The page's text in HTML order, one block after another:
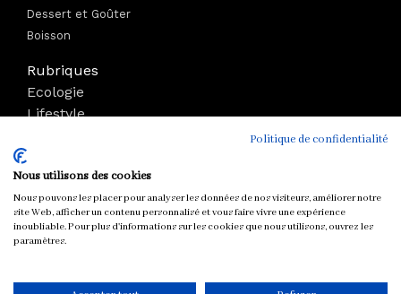
Dessert et Goûter
Boisson
Rubriques
Ecologie
Lifestyle
Mode
Boutique
Parutions
Tous droits réservés © chloeandyou.fr 2012 - 2026
Politique de confidentialité
Nous utilisons des cookies
Nous pouvons les placer pour analyser les données de nos visiteurs, améliorer notre
site Web, afficher un contenu personnalisé et vous faire vivre une expérience
inoubliable. Pour plus d'informations sur les cookies que nous utilisons, ouvrez les
paramètres.